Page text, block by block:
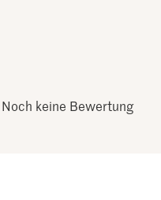
Noch keine Bewertung